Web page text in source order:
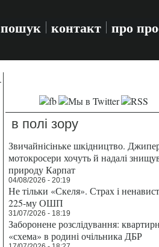
пошук контакт про
в полі зору
Звичайнісіньке шкідництво.
мотокросери хочуть й надалі
природу Карпат
04/08/2026 - 20:19
Не тільки «Скеля». Страх і
225-му ОШП
31/07/2026 - 18:19
Заборонене розслідування:
«схема» в родині очільника ДБР